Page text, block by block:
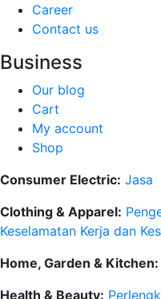
Career
Contact us
Business
Our blog
Cart
My account
Shop
Consumer Electric: Jasa
Clothing & Apparel:
Keselamatan Kerja dan
Home, Garden & Kitchen:
Health & Beauty: